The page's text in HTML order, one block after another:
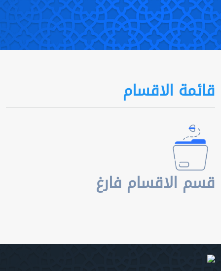
قائمة الاقسام
قسم الاقسام فارغ